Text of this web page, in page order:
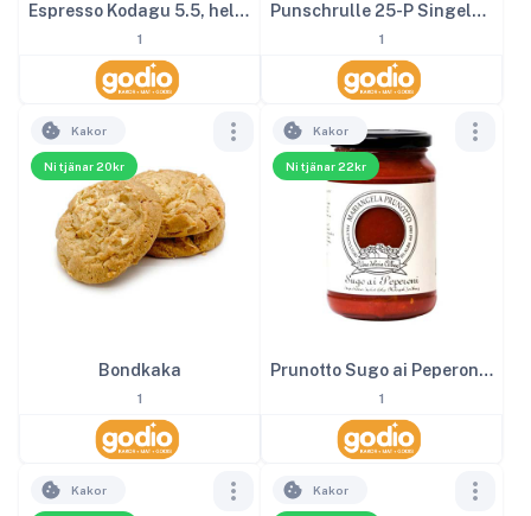
Espresso Kodagu 5.5, hela kaffe bönor 1000g
1
Punschrulle 25-P Singelpackad
1
Ni tjänar 20kr
Kakor
Bondkaka
1
Ni tjänar 22kr
Kakor
Prunotto Sugo ai Peperoni 340 g EKO
1
Kakor Kakor